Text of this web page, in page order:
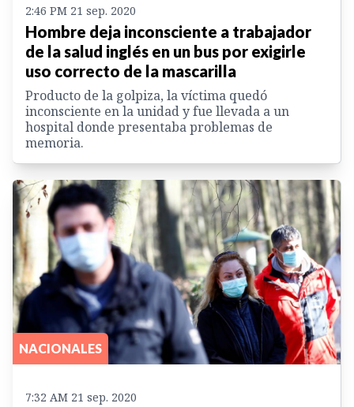
2:46 PM 21 sep. 2020
Hombre deja inconsciente a trabajador
de la salud inglés en un bus por exigirle
uso correcto de la mascarilla
Producto de la golpiza, la víctima quedó
inconsciente en la unidad y fue llevada a un
hospital donde presentaba problemas de
memoria.
NACIONALES
7:32 AM 21 sep. 2020